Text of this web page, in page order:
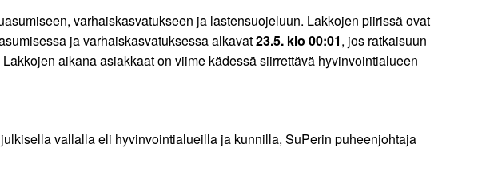
varhaiskasvatukseen ja lastensuojeluun. Lakkojen piirissä ovat
ja varhaiskasvatuksessa alkavat23.5. klo 00:01, jos ratkaisuun
aikana asiakkaat on viime kädessä siirrettävä hyvinvointialueen
vallalla eli hyvinvointialueilla ja kunnilla, SuPerin puheenjohtaja